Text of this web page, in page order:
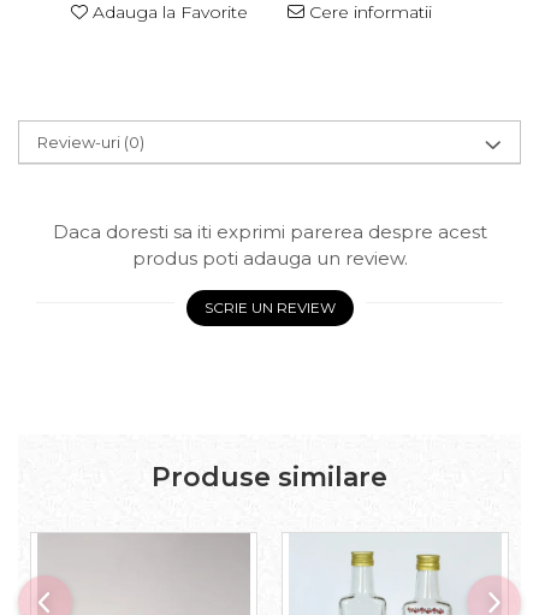
Adauga la Favorite Cere informatii
Review-uri (0)
Daca doresti sa iti exprimi parerea despre acest
produs poti adauga un review.
SCRIE UN REVIEW
Produse similare